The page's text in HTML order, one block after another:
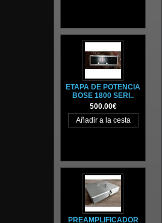
ETAPA DE POTENCIA
BOSE 1800 SERI..
500.00€
PREAMPLIFICADOR